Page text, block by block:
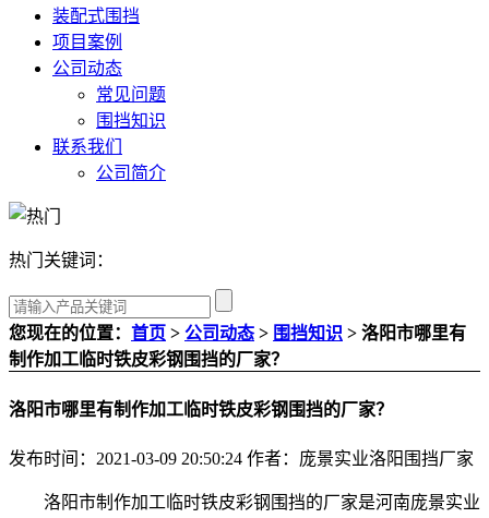
装配式围挡
项目案例
公司动态
常见问题
围挡知识
联系我们
公司简介
热门关键词：
您现在的位置： 首页 > 公司动态 > 围挡知识 > 洛阳市哪里有
制作加工临时铁皮彩钢围挡的厂家？
洛阳市哪里有制作加工临时铁皮彩钢围挡的厂家？
发布时间：2021-03-09 20:50:24 作者：庞景实业洛阳围挡厂家
洛阳市制作加工临时铁皮彩钢围挡的厂家是河南庞景实业